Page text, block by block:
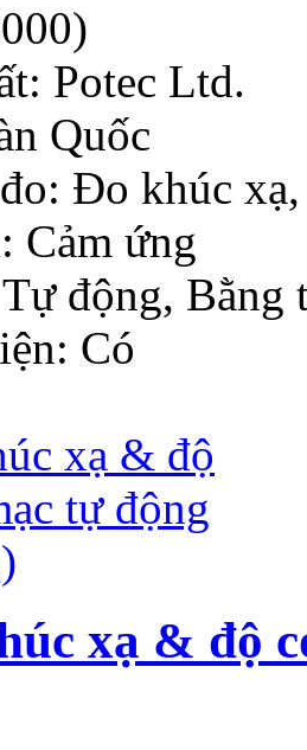
)
Potec Ltd.
Quốc
Đo khúc
Cảm ứng
động, Bằng
Có
xạ & độ